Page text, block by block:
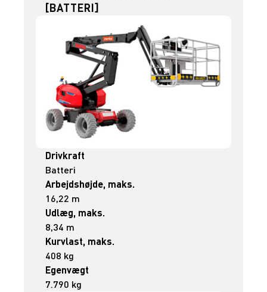
[BATTERI]
Drivkraft
Batteri
Arbejdshøjde, maks.
16,22 m
Udlæg, maks.
8,34 m
Kurvlast, maks.
408 kg
Egenvægt
7.790 kg